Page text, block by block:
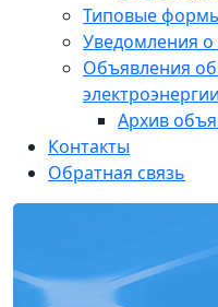
Типовые
Уведомления
Объявления
электроэнергии
Архив
Контакты
Обратная связь